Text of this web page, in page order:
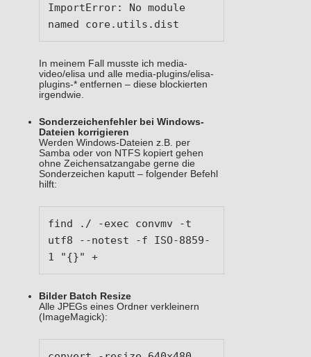
ImportError: No module
named core.utils.dist
In meinem Fall musste ich media-
video/elisa und alle media-plugins/elisa-
plugins-* entfernen – diese blockierten
irgendwie.
Sonderzeichenfehler bei Windows-
Dateien korrigieren
Werden Windows-Dateien z.B. per
Samba oder von NTFS kopiert gehen
ohne Zeichensatzangabe gerne die
Sonderzeichen kaputt – folgender Befehl
hilft:
find ./ -exec convmv -t
utf8 --notest -f ISO-8859-
1 "{}" +
Bilder Batch Resize
Alle JPEGs eines Ordner verkleinern
(ImageMagick):